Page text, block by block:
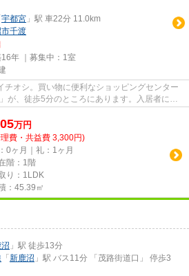
宇都宮 」駅 車22分 11.0km
市千渡
年 ｜募集中： 1室
チオシ。買い物に便利なショッピングセンター
が、徒歩5分のところにあります。入居者にと
万円
費・共益費 3,300円)
0ヶ月｜礼：1ヶ月
階：1階
り：1LDK
：45.39㎡
」駅 徒歩13分
「 新鹿沼 」駅 バス11分 「茂路街道口」 停歩3